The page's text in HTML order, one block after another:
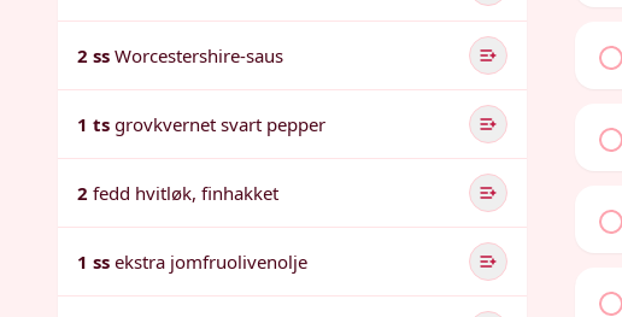
2 ss Worcestershire-saus
1 ts grovkvernet svart pepper
2 fedd hvitløk, finhakket
1 ss ekstra jomfruolivenolje